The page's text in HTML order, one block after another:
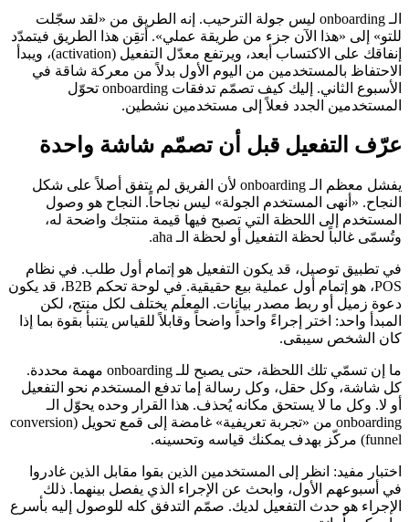
الـ onboarding ليس جولة الترحيب. إنه الطريق من «لقد سجّلت
للتو» إلى «هذا الآن جزء من طريقة عملي». أتقِن هذا الطريق فيتمدّد
إنفاقك على الاكتساب أبعد، ويرتفع معدّل التفعيل (activation)، ويبدأ
الاحتفاظ بالمستخدمين من اليوم الأول بدلاً من معركة شاقة في
الأسبوع الثاني. إليك كيف تصمّم تدفقات onboarding تحوّل
المستخدمين الجدد فعلاً إلى مستخدمين نشطين.
عرّف التفعيل قبل أن تصمّم شاشة واحدة
يفشل معظم الـ onboarding لأن الفريق لم يتفق أصلاً على شكل
النجاح. «أنهى المستخدم الجولة» ليس نجاحاً. النجاح هو وصول
المستخدم إلى اللحظة التي تصبح فيها قيمة منتجك واضحة له،
وتُسمّى غالباً لحظة التفعيل أو لحظة الـ aha.
في تطبيق توصيل، قد يكون التفعيل هو إتمام أول طلب. في نظام
POS، هو إتمام أول عملية بيع حقيقية. في لوحة تحكم B2B، قد يكون
دعوة زميل أو ربط مصدر بيانات. المعلَم يختلف لكل منتج، لكن
المبدأ واحد: اختر إجراءً واحداً واضحاً وقابلاً للقياس يتنبأ بقوة بما إذا
كان الشخص سيبقى.
ما إن تسمّي تلك اللحظة، حتى يصبح للـ onboarding مهمة محددة.
كل شاشة، وكل حقل، وكل رسالة إما تدفع المستخدم نحو التفعيل
أو لا. وكل ما لا يستحق مكانه يُحذف. هذا القرار وحده يحوّل الـ
onboarding من «تجربة تعريفية» غامضة إلى قمع تحويل (conversion
funnel) مركّز بهدف يمكنك قياسه وتحسينه.
اختبار مفيد: انظر إلى المستخدمين الذين بقوا مقابل الذين غادروا
في أسبوعهم الأول، وابحث عن الإجراء الذي يفصل بينهما. ذلك
الإجراء هو حدث التفعيل لديك. صمّم التدفق كله للوصول إليه بأسرع